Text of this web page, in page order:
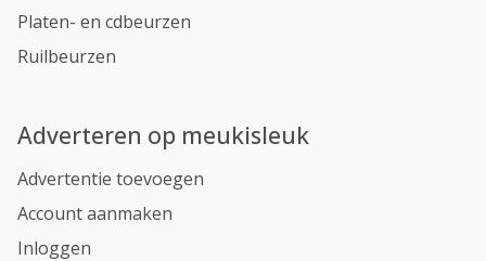
Platen- en cdbeurzen
Ruilbeurzen
Adverteren op meukisleuk
Advertentie toevoegen
Account aanmaken
Inloggen